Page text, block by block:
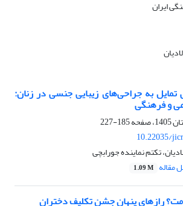
تمایل به جراحی‌های زیبایی جنسی در زنان:
و فرهنگی
185-227
10.22035/
تکتم نماینده جورابچی
مقاله 1.09 M
رازهای پنهان جشن تکلیف دختران